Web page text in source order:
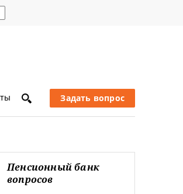
Задать вопрос
Пенсионный банк
вопросов